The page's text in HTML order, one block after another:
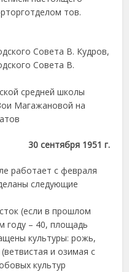
тов.
Совета В. Кудров,
Совета В.
средней школы
Магажановой на
30 сентября 1951 г.
работает с февраля
следующие
(если в прошлом
году – 40, площадь
культуры: рожь,
и озимая с
культур